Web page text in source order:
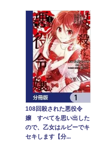
108回殺された悪役令
嬢 すべてを思い出した
ので、乙女はルビーでキ
セキします【分...